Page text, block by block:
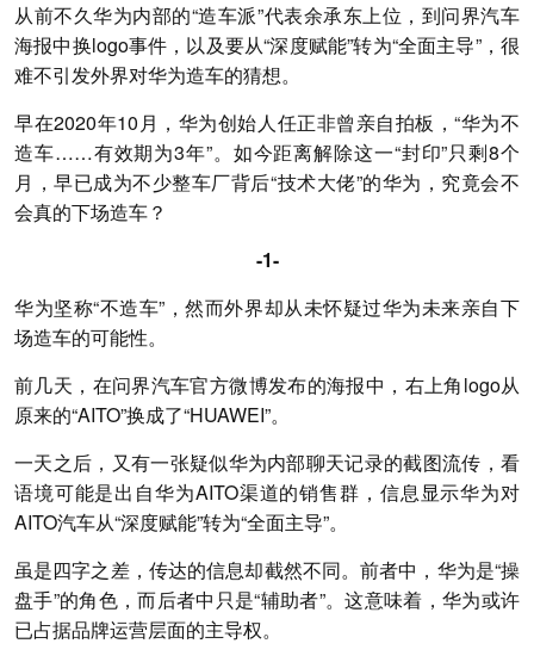
从前不久华为内部的“造车派”代表余承东上位，到问界汽车
海报中换logo事件，以及要从“深度赋能”转为“全面主导”，很
难不引发外界对华为造车的猜想。
早在2020年10月，华为创始人任正非曾亲自拍板，“华为不
造车……有效期为3年”。如今距离解除这一“封印”只剩8个
月，早已成为不少整车厂背后“技术大佬”的华为，究竟会不
会真的下场造车？
-1-
华为坚称“不造车”，然而外界却从未怀疑过华为未来亲自下
场造车的可能性。
前几天，在问界汽车官方微博发布的海报中，右上角logo从
原来的“AITO”换成了“HUAWEI”。
一天之后，又有一张疑似华为内部聊天记录的截图流传，看
语境可能是出自华为AITO渠道的销售群，信息显示华为对
AITO汽车从“深度赋能”转为“全面主导”。
虽是四字之差，传达的信息却截然不同。前者中，华为是“操
盘手”的角色，而后者中只是“辅助者”。这意味着，华为或许
已占据品牌运营层面的主导权。